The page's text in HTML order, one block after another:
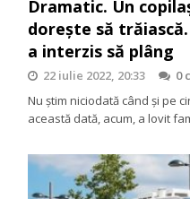
Dramatic. Un
doreşte să
a interzis să plâng
22 iulie 2022, 20:33
0
Nu ştim niciodată când şi pe
această dată, acum, a lovit